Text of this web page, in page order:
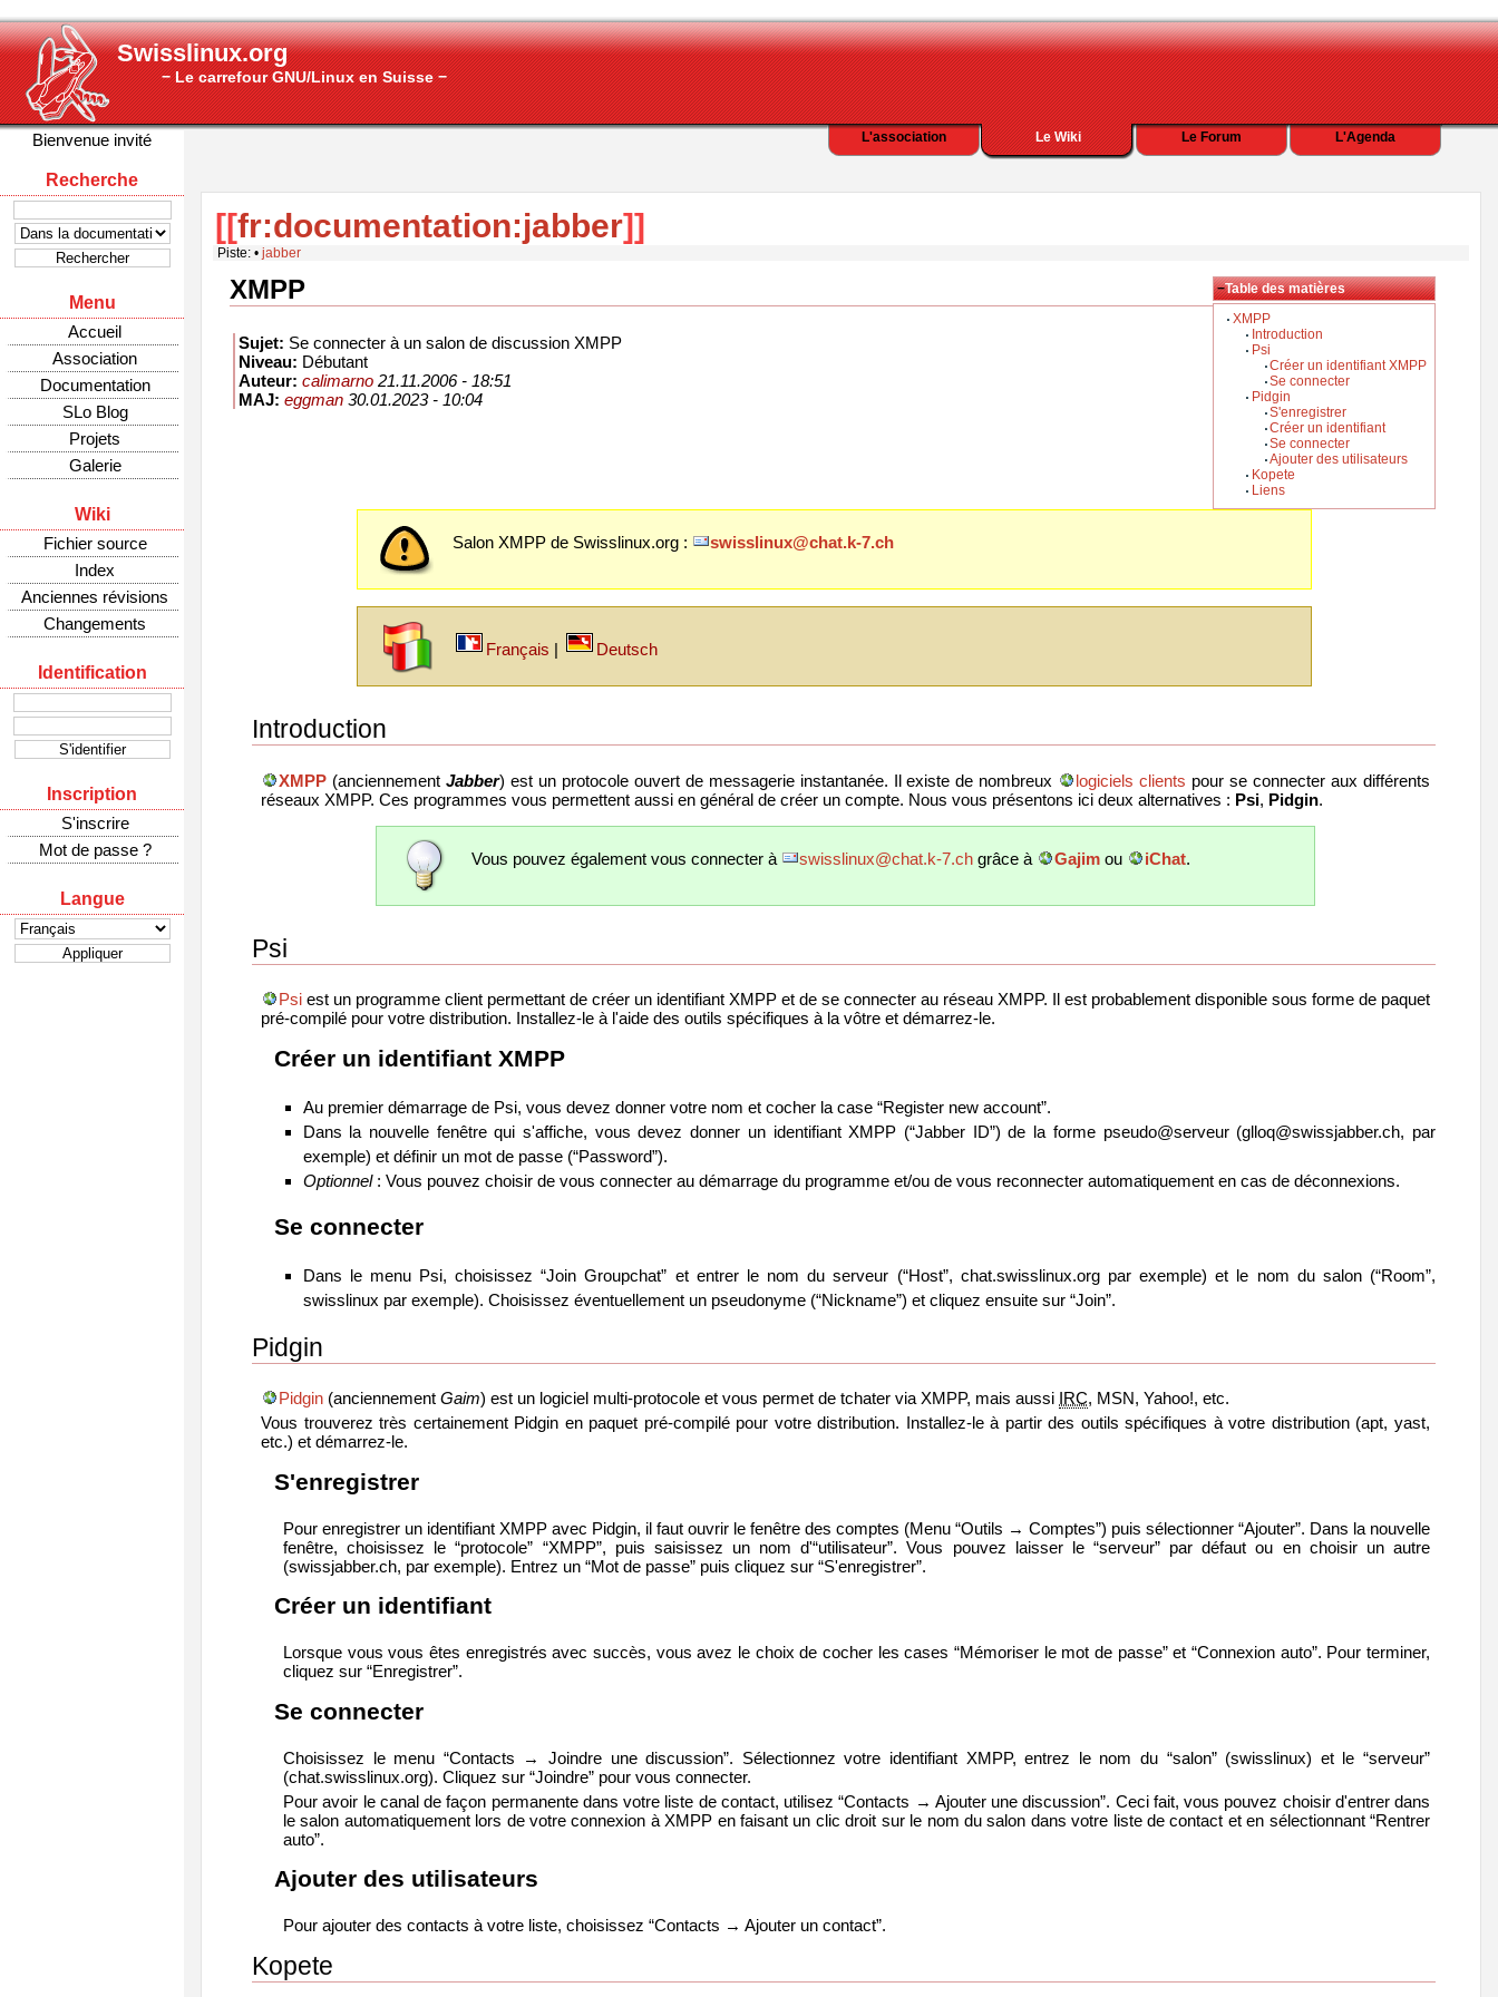
Swisslinux.org
− Le carrefour GNU/Linux en Suisse −
L'Agenda
Le Forum
Le Wiki
L'association
Bienvenue invité
Recherche
Menu
Accueil
Association
Documentation
SLo Blog
Projets
Galerie
Wiki
Fichier source
Index
Anciennes révisions
Changements
Identification
Inscription
S'inscrire
Mot de passe ?
Langue
[[fr:documentation:jabber]]
Piste: • jabber
−Table des matières
XMPP
Introduction
Psi
Créer un identifiant XMPP
Se connecter
Pidgin
S'enregistrer
Créer un identifiant
Se connecter
Ajouter des utilisateurs
Kopete
Liens
XMPP
Sujet: Se connecter à un salon de discussion XMPP
Niveau: Débutant
Auteur: calimarno 21.11.2006 - 18:51
MAJ: eggman 30.01.2023 - 10:04
Salon XMPP de Swisslinux.org : swisslinux@chat.k-7.ch
Français | Deutsch
Introduction
XMPP (anciennement Jabber) est un protocole ouvert de messagerie instantanée. Il existe de nombreux logiciels clients pour se connecter aux différents
réseaux XMPP. Ces programmes vous permettent aussi en général de créer un compte. Nous vous présentons ici deux alternatives : Psi, Pidgin.
Vous pouvez également vous connecter à swisslinux@chat.k-7.chgrâce à Gajimou iChat.
Psi
Psi est un programme client permettant de créer un identifiant XMPP et de se connecter au réseau XMPP. Il est probablement disponible sous forme de paquet
pré-compilé pour votre distribution. Installez-le à l'aide des outils spécifiques à la vôtre et démarrez-le.
Créer un identifiant XMPP
Au premier démarrage de Psi, vous devez donner votre nom et cocher la case “Register new account”.
Dans la nouvelle fenêtre qui s'affiche, vous devez donner un identifiant XMPP (“Jabber ID”) de la forme pseudo@serveur (glloq@swissjabber.ch, par
exemple) et définir un mot de passe (“Password”).
Optionnel: Vous pouvez choisir de vous connecter au démarrage du programme et/ou de vous reconnecter automatiquement en cas de déconnexions.
Se connecter
Dans le menu Psi, choisissez “Join Groupchat” et entrer le nom du serveur (“Host”, chat.swisslinux.org par exemple) et le nom du salon (“Room”,
swisslinux par exemple). Choisissez éventuellement un pseudonyme (“Nickname”) et cliquez ensuite sur “Join”.
Pidgin
Pidgin (anciennement Gaim) est un logiciel multi-protocole et vous permet de tchater via XMPP, mais aussi IRC, MSN, Yahoo!, etc.
Vous trouverez très certainement Pidgin en paquet pré-compilé pour votre distribution. Installez-le à partir des outils spécifiques à votre distribution (apt, yast,
etc.) et démarrez-le.
S'enregistrer
Pour enregistrer un identifiant XMPP avec Pidgin, il faut ouvrir le fenêtre des comptes (Menu “Outils → Comptes”) puis sélectionner “Ajouter”. Dans la nouvelle
fenêtre, choisissez le “protocole” “XMPP”, puis saisissez un nom d'“utilisateur”. Vous pouvez laisser le “serveur” par défaut ou en choisir un autre
(swissjabber.ch, par exemple). Entrez un “Mot de passe” puis cliquez sur “S'enregistrer”.
Créer un identifiant
Lorsque vous vous êtes enregistrés avec succès, vous avez le choix de cocher les cases “Mémoriser le mot de passe” et “Connexion auto”. Pour terminer,
cliquez sur “Enregistrer”.
Se connecter
Choisissez le menu “Contacts → Joindre une discussion”. Sélectionnez votre identifiant XMPP, entrez le nom du “salon” (swisslinux) et le “serveur”
(chat.swisslinux.org). Cliquez sur “Joindre” pour vous connecter.
Pour avoir le canal de façon permanente dans votre liste de contact, utilisez “Contacts → Ajouter une discussion”. Ceci fait, vous pouvez choisir d'entrer dans
le salon automatiquement lors de votre connexion à XMPP en faisant un clic droit sur le nom du salon dans votre liste de contact et en sélectionnant “Rentrer
auto”.
Ajouter des utilisateurs
Pour ajouter des contacts à votre liste, choisissez “Contacts → Ajouter un contact”.
Kopete